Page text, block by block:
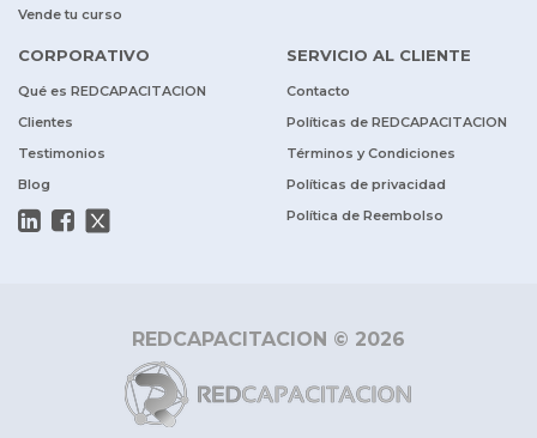
Vende tu curso
CORPORATIVO
Qué es REDCAPACITACION
Clientes
Testimonios
Blog
SERVICIO AL CLIENTE
Contacto
Políticas de REDCAPACITACION
Términos y Condiciones
Políticas de privacidad
Política de Reembolso
REDCAPACITACION © 2026